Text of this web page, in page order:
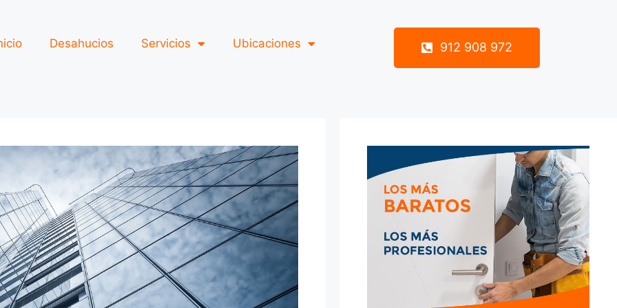
Desahucios Servicios Ubicaciones 912 908 972